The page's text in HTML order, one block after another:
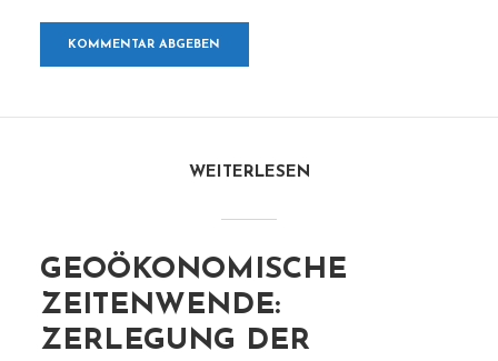
WEITERLESEN
GEOÖKONOMISCHE
ZEITENWENDE:
ZERLEGUNG DER